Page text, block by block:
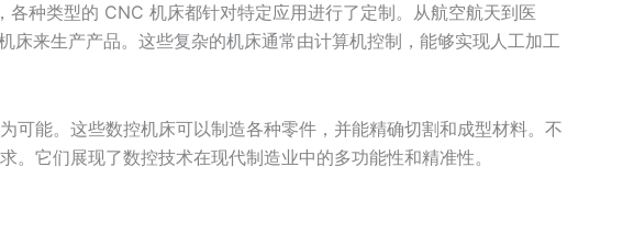
种类型的 CNC 机床都针对特定应用进行了定制。从航空航天到医
床来生产产品。这些复杂的机床通常由计算机控制，能够实现人工加工
可能。这些数控机床可以制造各种零件，并能精确切割和成型材料。不
。它们展现了数控技术在现代制造业中的多功能性和精准性。